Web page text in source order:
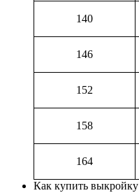
140
146
152
158
164
Как купить выкройку